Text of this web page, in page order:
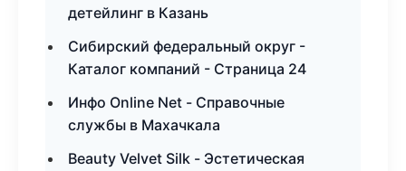
детейлинг в Казань
Сибирский федеральный округ -
Каталог компаний - Страница 24
Инфо Online Net - Справочные
службы в Махачкала
Beauty Velvet Silk - Эстетическая